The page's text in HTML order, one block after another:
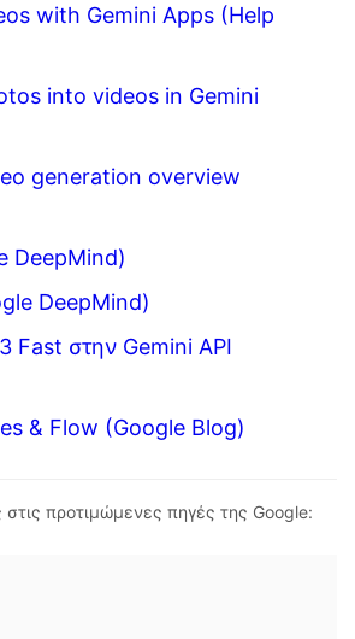
with Gemini Apps (Help
into videos in Gemini
generation overview
DeepMind)
DeepMind)
Fast στην Gemini API
& Flow (Google Blog)
προτιμώμενες πηγές της Google: